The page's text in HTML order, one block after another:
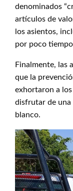
denominados
artículos de
los asientos,
por poco
Finalmente, las
que la
exhortaron a
disfrutar de una
blanco.